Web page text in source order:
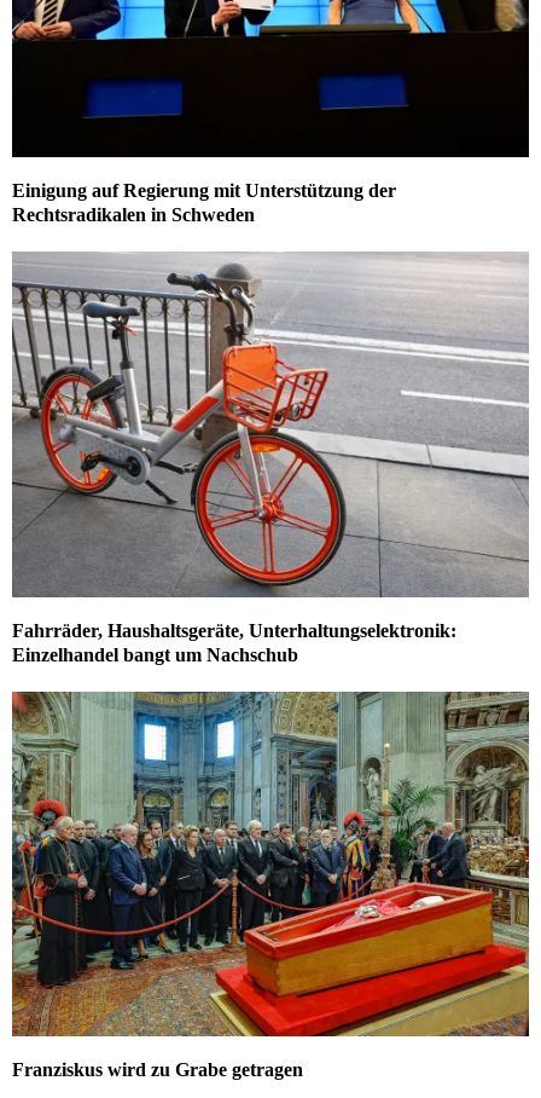
Einigung auf Regierung mit Unterstützung der
Rechtsradikalen in Schweden
Fahrräder, Haushaltsgeräte, Unterhaltungselektronik:
Einzelhandel bangt um Nachschub
Franziskus wird zu Grabe getragen